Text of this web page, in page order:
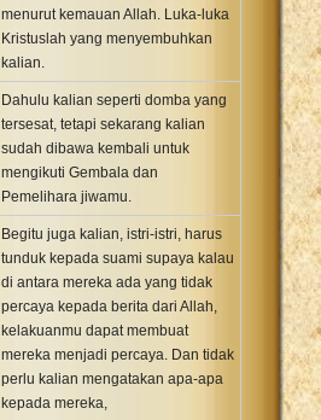
menurut kemauan Allah. Luka-luka
Kristuslah yang menyembuhkan
kalian.
Dahulu kalian seperti domba yang
tersesat, tetapi sekarang kalian
sudah dibawa kembali untuk
mengikuti Gembala dan
Pemelihara jiwamu.
Begitu juga kalian, istri-istri, harus
tunduk kepada suami supaya kalau
di antara mereka ada yang tidak
percaya kepada berita dari Allah,
kelakuanmu dapat membuat
mereka menjadi percaya. Dan tidak
perlu kalian mengatakan apa-apa
kepada mereka,